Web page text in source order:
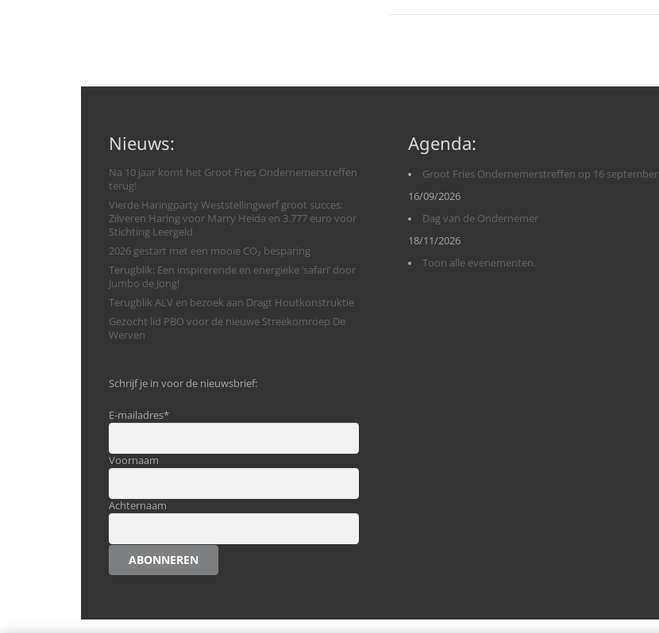
Nieuws:
Na 10 jaar komt het Groot Fries Ondernemerstreffen
terug!
Vierde Haringparty Weststellingwerf groot succes:
Zilveren Haring voor Marry Heida en 3.777 euro voor
Stichting Leergeld
2026 gestart met een mooie CO₂ besparing
Terugblik: Een inspirerende en energieke ‘safari’ door
Jumbo de Jong!
Terugblik ALV en bezoek aan Dragt Houtkonstruktie
Gezocht lid PBO voor de nieuwe Streekomroep De
Werven
Schrijf je in voor de nieuwsbrief:
E-mailadres*
Voornaam
Achternaam
ABONNEREN
Agenda:
Groot Fries Ondernemerstreffen op 16 september
16/09/2026
Dag van de Ondernemer
18/11/2026
Toon alle evenementen.